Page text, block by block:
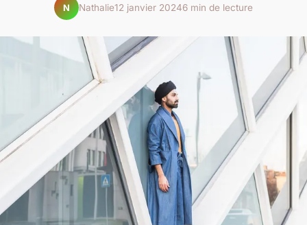
N Nathalie12 janvier 20246 min de lecture